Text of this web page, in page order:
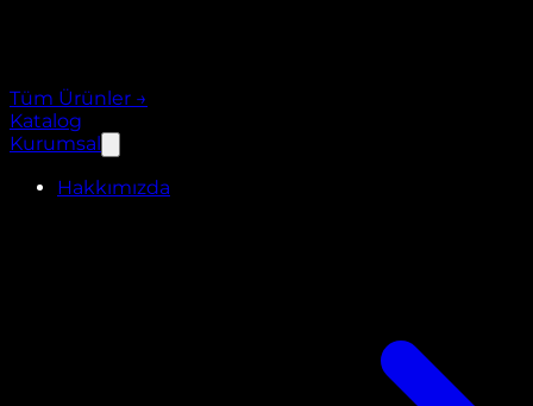
Tüm Ürünler →
Katalog
Kurumsal
Hakkımızda